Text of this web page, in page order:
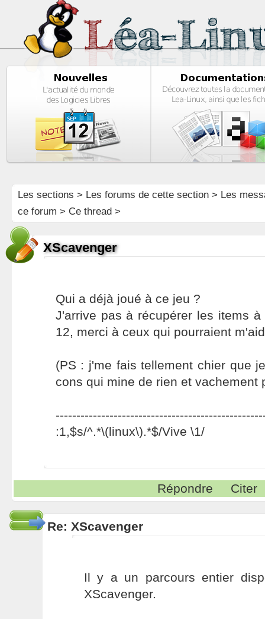
Les sections > Les forums de cette section> Les
ce forum > Ce thread >
XScavenger
Qui a déjà joué à ce jeu ?
J'arrive pas à récupérer les items
12, merci à ceux qui pourraient
(PS : j'me fais tellement chier que
cons qui mine de rien et vachement
:1,$s/^.*\(linux\).*$/Vive \1/
Répondre Citer
Re: XScavenger
Il y a un parcours entier
XScavenger.